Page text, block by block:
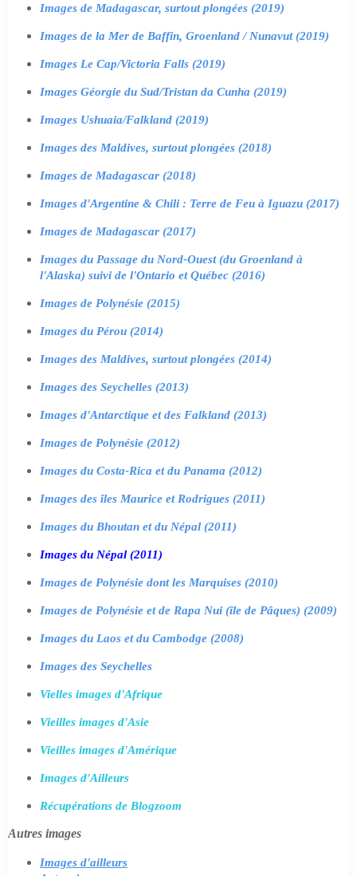
Images de Madagascar, surtout plongées (2019)
Images de la Mer de Baffin, Groenland / Nunavut (2019)
Images Le Cap/Victoria Falls (2019)
Images Géorgie du Sud/Tristan da Cunha (2019)
Images Ushuaia/Falkland (2019)
Images des Maldives, surtout plongées (2018)
Images de Madagascar (2018)
Images d'Argentine & Chili : Terre de Feu à Iguazu (2017)
Images de Madagascar (2017)
Images du Passage du Nord-Ouest (du Groenland à
l'Alaska) suivi de l'Ontario et Québec (2016)
Images de Polynésie (2015)
Images du Pérou (2014)
Images des Maldives, surtout plongées (2014)
Images des Seychelles (2013)
Images d'Antarctique et des Falkland (2013)
Images de Polynésie (2012)
Images du Costa-Rica et du Panama (2012)
Images des îles Maurice et Rodrigues (2011)
Images du Bhoutan et du Népal (2011)
Images du Népal (2011)
Images de Polynésie dont les Marquises (2010)
Images de Polynésie et de Rapa Nui (île de Pâques) (2009)
Images du Laos et du Cambodge (2008)
Images des Seychelles
Vielles images d'Afrique
Vieilles images d'Asie
Vieilles images d'Amérique
Images d'Ailleurs
Récupérations de Blogzoom
Autres images
Images d'ailleurs